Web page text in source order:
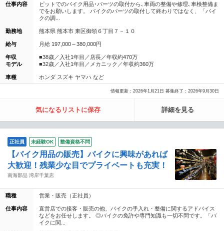
仕事内容
ピットでのバイク用品･パーツの取付から､車両の整備や修理､車検整備ま
でをお願いします。 バイクのパーツの取付して終わりではなく、「バイ
クの調...
勤務地 熊本県 熊本市 東区御領６丁目７－１０
給与 月給 197,000～380,000円
年収
モデル
■38歳／入社1年目／店長／年収約470万
■32歳／入社1年目／メカニック／年収約360万
車種 ホンダ スズキ ヤマハ など
情報更新：2026年1月21日 募集終了：2026年9月30日
気になるリストに保存 詳細を見る
正社員 未経験OK 整備資格不問
【バイク用品の販売】バイクに興味があれば
大歓迎！残業少な目でプライベートも充実！
南海部品 湾岸千葉店
職種 営業・販売（正社員）
仕事内容
直営店での接客・販売の他、バイクの手入れ・整備に関するアドバイス
などをお任せします。 ◎バイクの免許や専門知識も一切不問です。「バ
イクに関...